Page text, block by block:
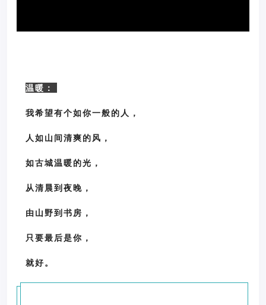
温暖：
我希望有个如你一般的人，
人如山间清爽的风，
如古城温暖的光，
从清晨到夜晚，
由山野到书房，
只要最后是你，
就好。